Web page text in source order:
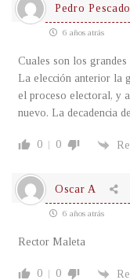
Pedro
6 años atrás
Cuales son los grandes
La elección anterior la
el proceso electoral, y
nuevo. La decadencia
0 0
Oscar A
6 años atrás
Rector Maleta
0 0